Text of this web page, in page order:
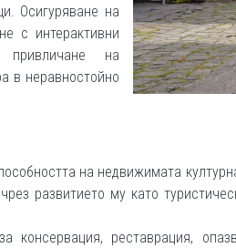
Осигуряване на
с интерактивни
привличане на
в неравностойно
на недвижимата
развитието му като
консервация, реставрация,